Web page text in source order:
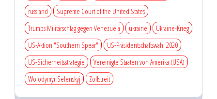
russland
Supreme Court of the United States
Trumps Militärschlag gegen Venezuela
ukraine
Ukraine-Krieg
US-Aktion "Southern Spear"
US-Präsidentschaftswahl 2020
US-Sicherheitsstrategie
Vereinigte Staaten von Amerika (USA)
Wolodymyr Selenskyj
Zollstreit